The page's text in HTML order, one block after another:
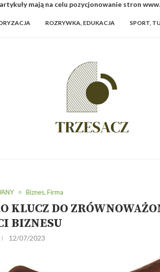
mają na celu pozycjonowanie stron
ROZRYWKA, EDUKACJA SPORT,
Biznes, Firma
KLUCZ DO
BIZNESU
12/07/2023